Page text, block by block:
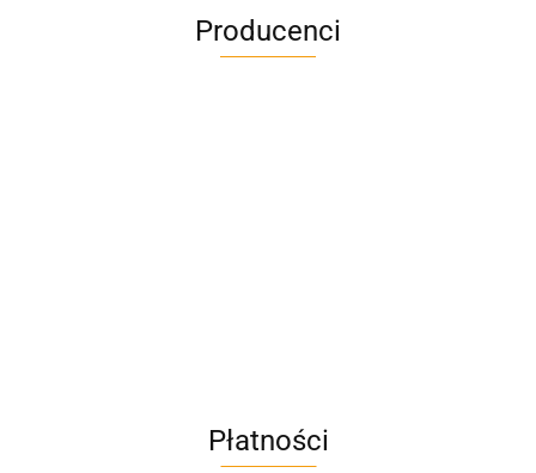
Producenci
AC EasyLine
Płatności